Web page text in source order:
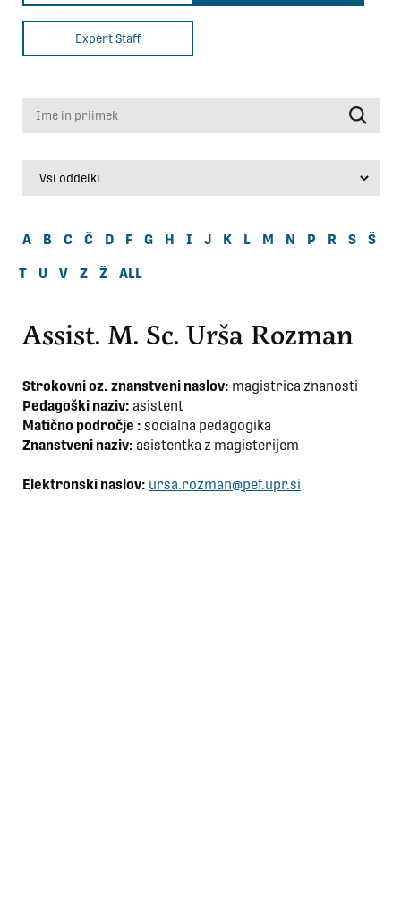
Expert Staff
A B C Č D F G H I J K L M N P R S Š
T U V Z Ž ALL
Assist. M. Sc. Urša Rozman
Strokovni oz. znanstveni naslov: magistrica znanosti
Pedagoški naziv: asistent
Matično področje : socialna pedagogika
Znanstveni naziv: asistentka z magisterijem
Elektronski naslov: ursa.rozman@pef.upr.si